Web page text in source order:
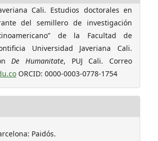
Cali. Estudios doctorales en
del semillero de investigación
de la Facultad de
Universidad Javeriana Cali.
De Humanitate, PUJ Cali. Correo
ORCID: 0000-0003-0778-1754
Paidós.